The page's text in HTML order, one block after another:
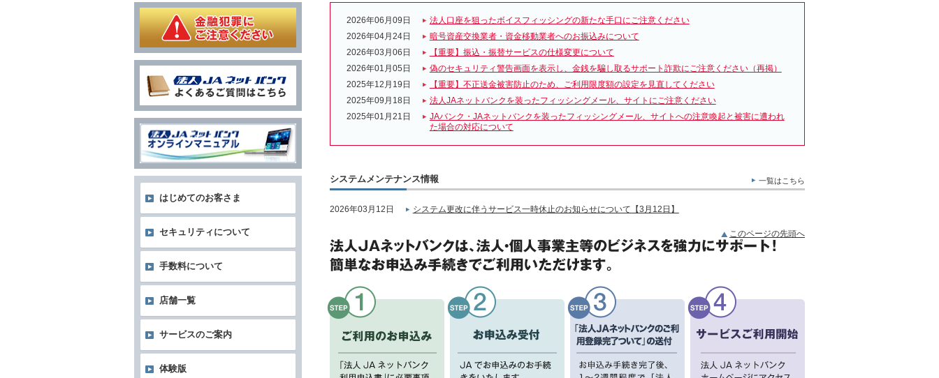
2026年06月09日
法人口座を狙ったボイスフィッシングの新たな手口にご注意ください
2026年04月24日
暗号資産交換業者・資金移動業者へのお振込みについて
2026年03月06日
【重要】振込・振替サービスの仕様変更について
2026年01月05日
偽のセキュリティ警告画面を表示し、金銭を騙し取るサポート詐欺にご注意ください（再掲）
2025年12月19日
【重要】不正送金被害防止のため、ご利用限度額の設定を見直してください
2025年09月18日
法人JAネットバンクを装ったフィッシングメール、サイトにご注意ください
2025年01月21日
JAバンク・JAネットバンクを装ったフィッシングメール、サイトへの注意喚起と被害に遭われ
た場合の対応について
システムメンテナンス情報 一覧はこちら
2026年03月12日 システム更改に伴うサービス一時休止のお知らせについて【3月12日】
このページの先頭へ
はじめてのお客さま
セキュリティについて
手数料について
店舗一覧
サービスのご案内
体験版